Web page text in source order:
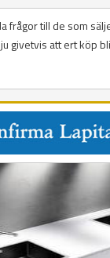
frågor till de som
givetvis att ert köp